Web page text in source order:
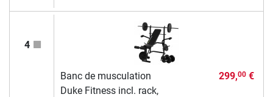
4
Banc de musculation
Duke Fitness incl. rack,
299,00€